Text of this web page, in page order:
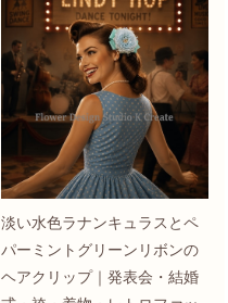
淡い水色ラナンキュラスとペ
パーミントグリーンリボンの
ヘアクリップ｜発表会・結婚